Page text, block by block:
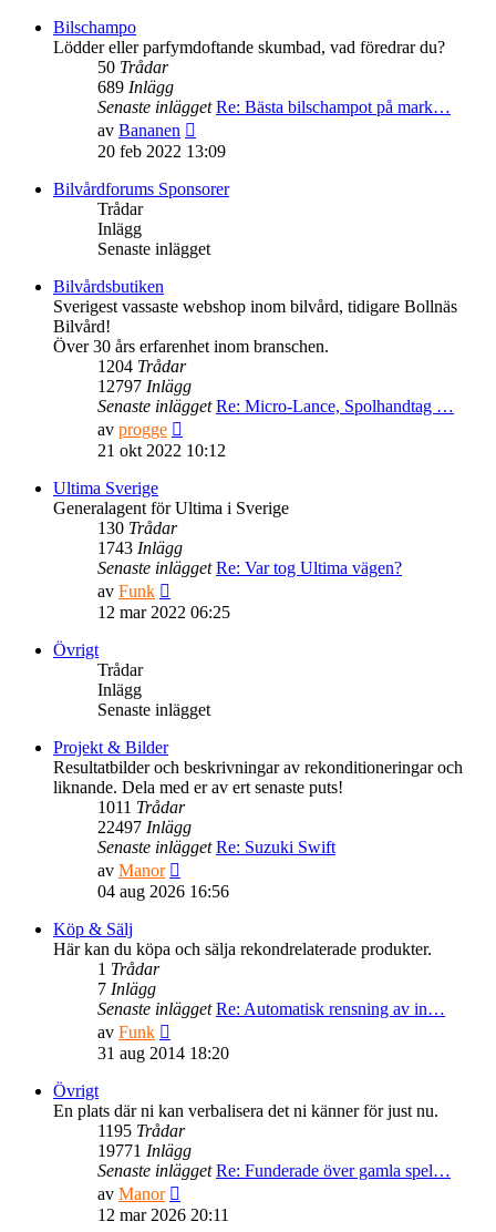
inlägget
Bilschampo
Lödder eller parfymdoftande skumbad, vad föredrar du?
50 Trådar
689 Inlägg
Senaste inlägget Re: Bästa bilschampot på mark…
av Bananen
till
senaste
20 feb 2022 13:09
Bilvårdforums Sponsorer
Trådar
Inlägg
Senaste inlägget
Bilvårdsbutiken
Sverigest vassaste webshop inom bilvård, tidigare Bollnäs
Bilvård!
Över 30 års erfarenhet inom branschen.
1204 Trådar
12797 Inlägg
Senaste inlägget Re: Micro-Lance, Spolhandtag …
av progge
till
inlägget
21 okt 2022 10:12
Ultima Sverige
Generalagent för Ultima i Sverige
130 Trådar
1743 Inlägg
Senaste inlägget Re: Var tog Ultima vägen?
av Funk
till
12 mar 2022 06:25
Övrigt
Trådar
Inlägg
Senaste inlägget
Projekt & Bilder
Resultatbilder och beskrivningar av rekonditioneringar och
liknande. Dela med er av ert senaste puts!
1011 Trådar
22497 Inlägg
Senaste inlägget Re: Suzuki Swift
av Manor
till
inlägget
04 aug 2026 16:56
Köp & Sälj
Här kan du köpa och sälja rekondrelaterade produkter.
1 Trådar
7 Inlägg
Senaste inlägget Re: Automatisk rensning av in…
av Funk
till
inlägget
31 aug 2014 18:20
Övrigt
En plats där ni kan verbalisera det ni känner för just nu.
1195 Trådar
19771 Inlägg
Senaste inlägget Re: Funderade över gamla spel…
av Manor
till
12 mar 2026 20:11